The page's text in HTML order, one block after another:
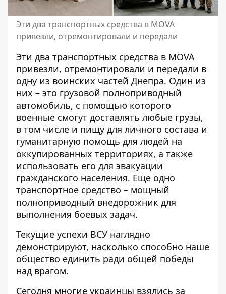
Эти два транспортных средства в MOVA
привезли, отремонтировали и передали
Эти два транспортных средства в MOVA
привезли, отремонтировали и передали в
одну из воинских частей Днепра. Один из
них – это грузовой полноприводный
автомобиль, с помощью которого
военные смогут доставлять любые грузы,
в том числе и пищу для личного состава и
гуманитарную помощь для людей на
оккупированных территориях, а также
использовать его для эвакуации
гражданского населения. Еще одно
транспортное средство – мощный
полноприводный внедорожник для
выполнения боевых задач.
Текущие успехи ВСУ наглядно
демонстрируют, насколько способно наше
общество единить ради общей победы
над врагом.
Сегодня многие украинцы взялись за